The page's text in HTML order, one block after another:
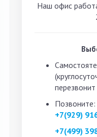
Наш офис
Позвоните:
+7(929)
+7(499)